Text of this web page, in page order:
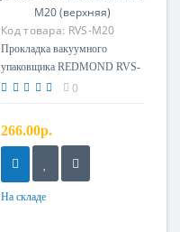
Код товара: RVS-M20
Прокладка внешняя
Прокладка вакуумного
упаковщика REDMOND RVS-
M20 (верхняя) 0
266.00р.
На складе